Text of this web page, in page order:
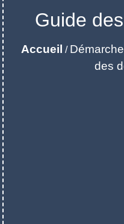
Guide
Accueil /
des